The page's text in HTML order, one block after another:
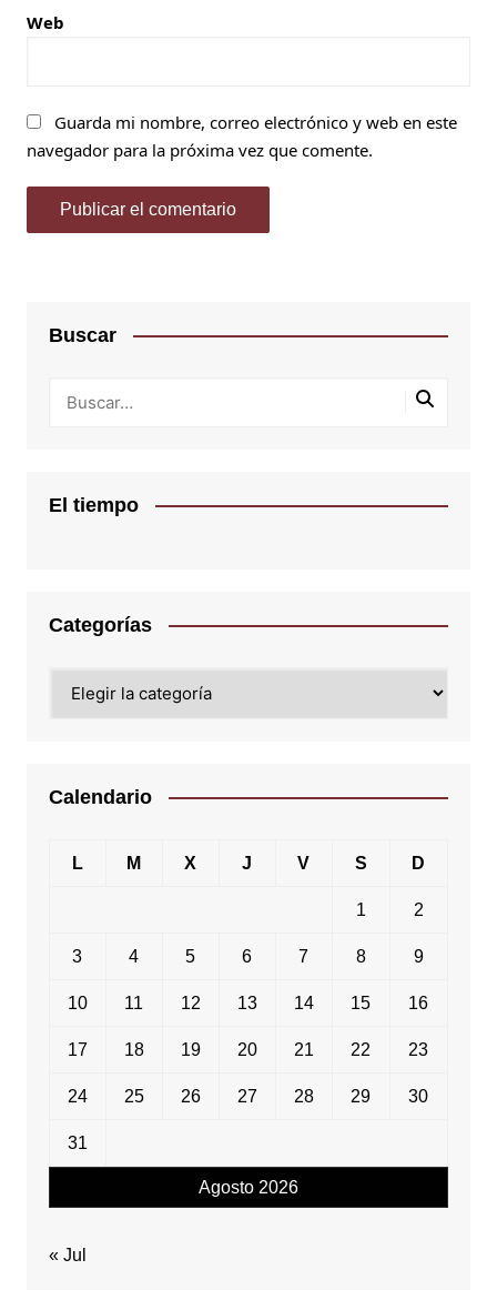
Web
Guarda mi nombre, correo electrónico y web en este
navegador para la próxima vez que comente.
Buscar
El tiempo
Categorías
Calendario
Agosto 2026
L M X J V S D
1 2
3 4 5 6 7 8 9
10 11 12 13 14 15 16
17 18 19 20 21 22 23
24 25 26 27 28 29 30
31
« Jul